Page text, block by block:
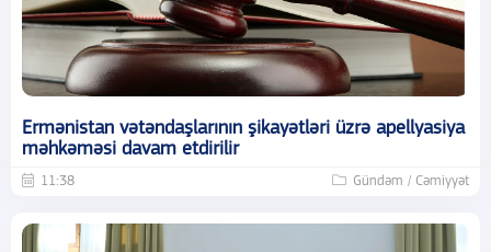
Ermənistan vətəndaşlarının şikayətləri üzrə apellyasiya
məhkəməsi davam etdirilir
11:38 Gündəm / Cəmiyyət